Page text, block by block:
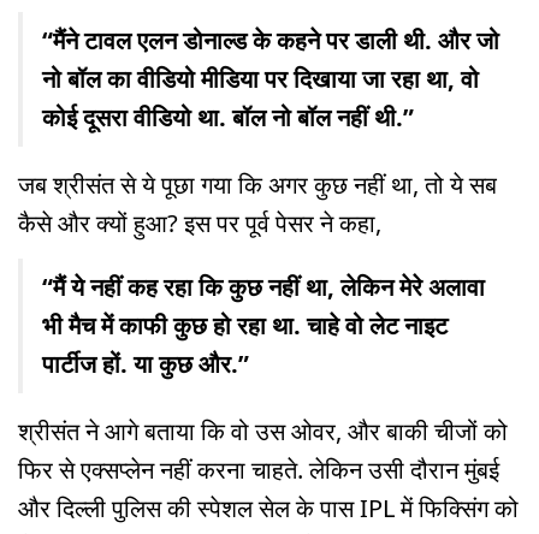
“मैंने टावल एलन डोनाल्ड के कहने पर डाली थी. और जो
नो बॉल का वीडियो मीडिया पर दिखाया जा रहा था, वो
कोई दूसरा वीडियो था. बॉल नो बॉल नहीं थी.”
जब श्रीसंत से ये पूछा गया कि अगर कुछ नहीं था, तो ये सब
कैसे और क्यों हुआ? इस पर पूर्व पेसर ने कहा,
“मैं ये नहीं कह रहा कि कुछ नहीं था, लेकिन मेरे अलावा
भी मैच में काफी कुछ हो रहा था. चाहे वो लेट नाइट
पार्टीज हों. या कुछ और.”
श्रीसंत ने आगे बताया कि वो उस ओवर, और बाकी चीजों को
फिर से एक्सप्लेन नहीं करना चाहते. लेकिन उसी दौरान मुंबई
और दिल्ली पुलिस की स्पेशल सेल के पास IPL में फिक्सिंग को